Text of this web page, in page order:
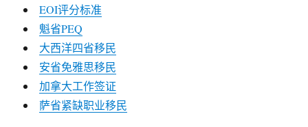
EOI评分标准
魁省PEQ
大西洋四省移民
安省免雅思移民
加拿大工作签证
萨省紧缺职业移民